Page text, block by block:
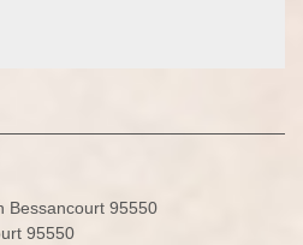
Bessancourt 95550
95550